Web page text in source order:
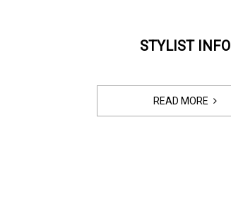
STYLIST INFO
READ MORE